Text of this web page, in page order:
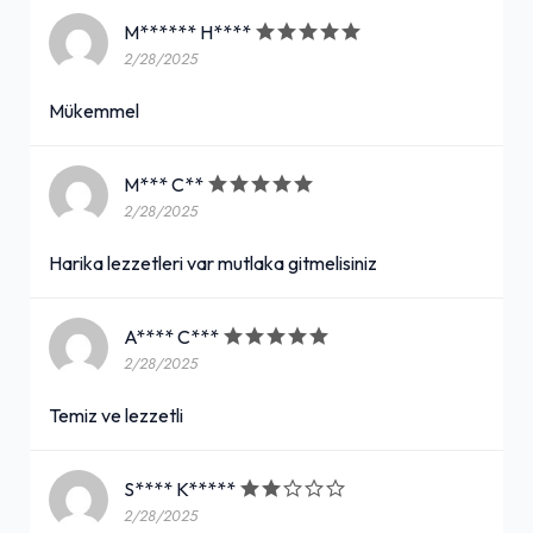
+
+
Eti Puf Kakaolu (18 gr.)
(18 gr.)
150,00₺
M****** H****
2/28/2025
Mükemmel
M*** C**
2/28/2025
Harika lezzetleri var mutlaka gitmelisiniz
A**** C***
2/28/2025
Temiz ve lezzetli
S**** K*****
2/28/2025